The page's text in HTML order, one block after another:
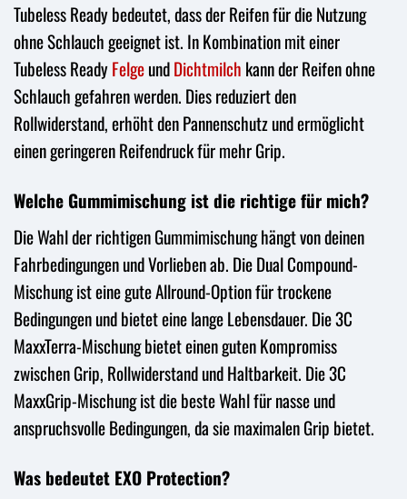
Tubeless Ready bedeutet, dass der Reifen für die Nutzung
ohne Schlauch geeignet ist. In Kombination mit einer
Tubeless ReadyFelgeundDichtmilch kann der Reifen ohne
Schlauch gefahren werden. Dies reduziert den
Rollwiderstand, erhöht den Pannenschutz und ermöglicht
einen geringeren Reifendruck für mehr Grip.
Welche Gummimischung ist die richtige für mich?
Die Wahl der richtigen Gummimischung hängt von deinen
Fahrbedingungen und Vorlieben ab. Die Dual Compound-
Mischung ist eine gute Allround-Option für trockene
Bedingungen und bietet eine lange Lebensdauer. Die 3C
MaxxTerra-Mischung bietet einen guten Kompromiss
zwischen Grip, Rollwiderstand und Haltbarkeit. Die 3C
MaxxGrip-Mischung ist die beste Wahl für nasse und
anspruchsvolle Bedingungen, da sie maximalen Grip bietet.
Was bedeutet EXO Protection?